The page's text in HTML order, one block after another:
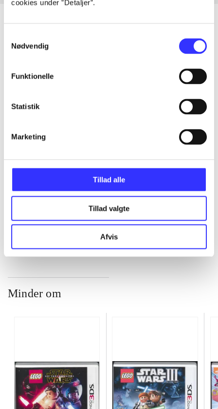
cookies under ”Detaljer”.
Nødvendig
Funktionelle
Statistik
Marketing
Tillad alle
Tillad valgte
Afvis
Artikler
...
Minder om